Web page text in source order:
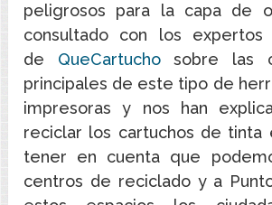
peligrosos para la capa de
consultado con los expertos
de QueCartuchosobre las
principales de este tipo de
impresoras y nos han
reciclar los cartuchos de tinta
tener en cuenta que
centros de reciclado y a